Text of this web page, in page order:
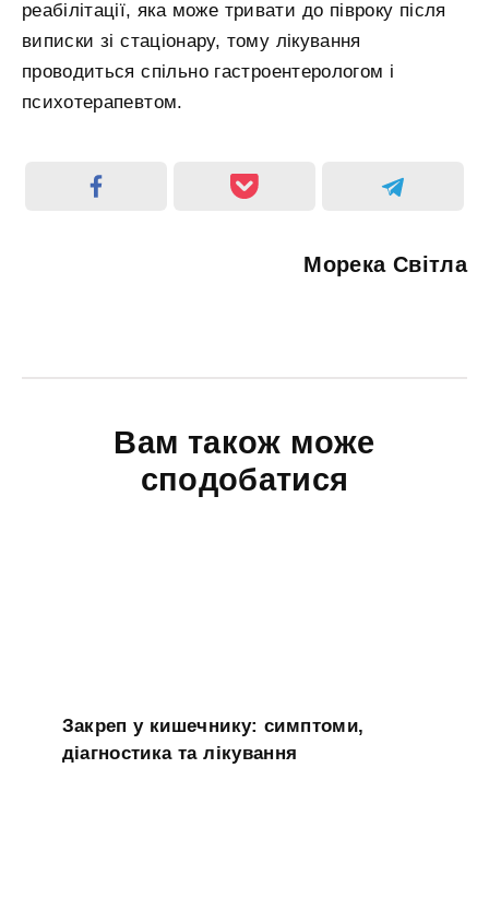
реабілітації, яка може тривати до півроку після
виписки зі стаціонару, тому лікування
проводиться спільно гастроентерологом і
психотерапевтом.
Морека Світла
Вам також може
сподобатися
Закреп у кишечнику: симптоми,
діагностика та лікування